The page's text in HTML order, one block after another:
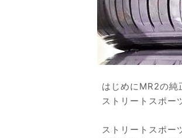
はじめにMR2の
ストリートスポー
ストリートスポー